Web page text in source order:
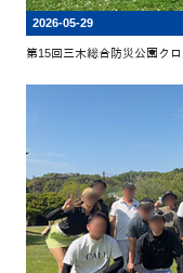
2026-05-29
第15回三木総合防災公園ク